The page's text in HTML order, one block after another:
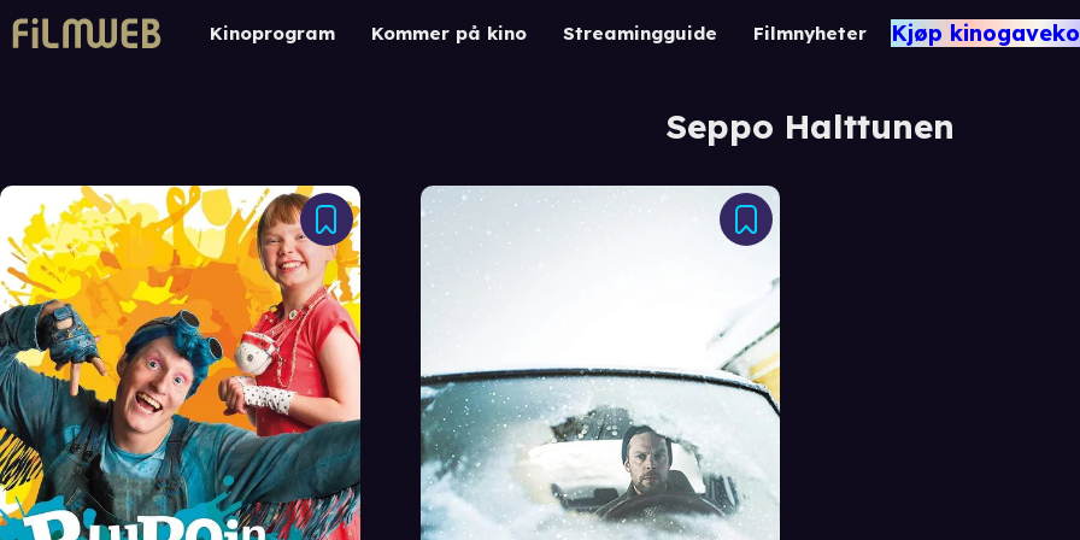
Kinoprogram Kommer på kino Streamingguide Filmnyheter Kjøp
Seppo Halttunen